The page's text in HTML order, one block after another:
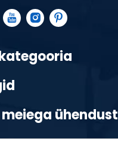
ühendust